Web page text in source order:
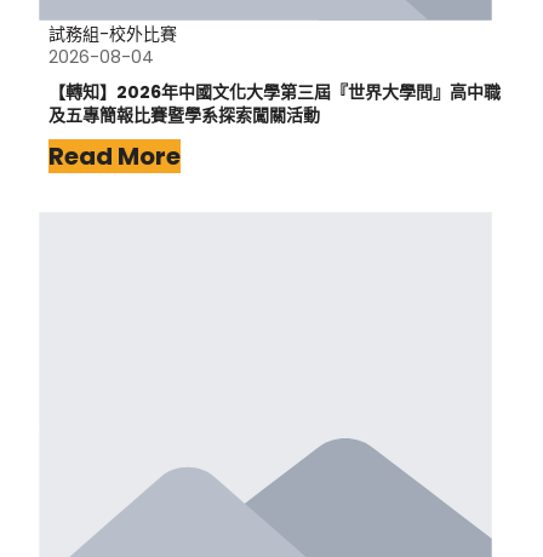
試務組-校外比賽
2026-08-04
【轉知】2026年中國文化大學第三屆『世界大學問』高中職
及五專簡報比賽暨學系探索闖關活動
Read More